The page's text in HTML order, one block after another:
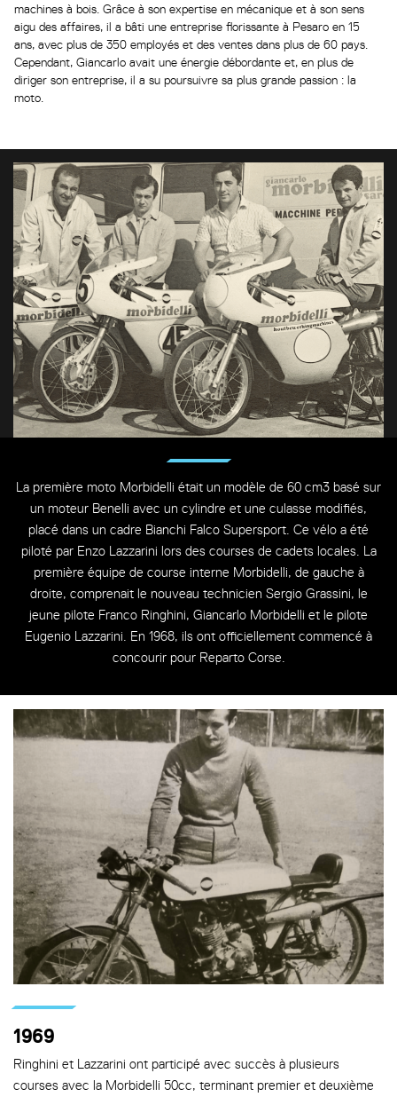
machines à bois. Grâce à son expertise en mécanique et à son sens
aigu des affaires, il a bâti une entreprise florissante à Pesaro en 15
ans, avec plus de 350 employés et des ventes dans plus de 60 pays.
Cependant, Giancarlo avait une énergie débordante et, en plus de
diriger son entreprise, il a su poursuivre sa plus grande passion : la
moto.
La première moto Morbidelli était un modèle de 60 cm3 basé sur
un moteur Benelli avec un cylindre et une culasse modifiés,
placé dans un cadre Bianchi Falco Supersport. Ce vélo a été
piloté par Enzo Lazzarini lors des courses de cadets locales. La
première équipe de course interne Morbidelli, de gauche à
droite, comprenait le nouveau technicien Sergio Grassini, le
jeune pilote Franco Ringhini, Giancarlo Morbidelli et le pilote
Eugenio Lazzarini. En 1968, ils ont officiellement commencé à
concourir pour Reparto Corse.
1969
Ringhini et Lazzarini ont participé avec succès à plusieurs
courses avec la Morbidelli 50cc, terminant premier et deuxième